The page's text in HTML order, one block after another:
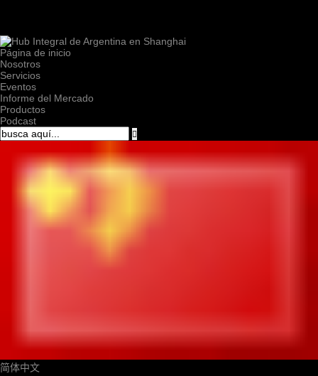
Página de inicio
Nosotros
Servicios
Eventos
Informe del Mercado
Productos
Podcast

简体中文